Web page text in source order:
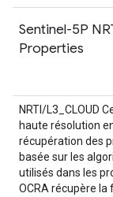
Sentinel-5P
Properties
NRTI/L3_CLOUD
haute résolution
récupération des
basée sur les
utilisés dans les
OCRA récupère